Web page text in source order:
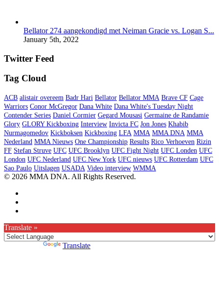
Bellator 274 aangekondigd met Neiman Gracie vs. Logan S...
January 5th, 2022
Twitter Feed
Tag Cloud
ACB alistair overeem Badr Hari Bellator Bellator MMA Brave CF Cage
Warriors Conor McGregor Dana White Dana White's Tuesday Night
Contender Series Daniel Cormier Gegard Mousasi Germaine de Randamie
Glory GLORY Kickboxing Interview Invicta FC Jon Jones Khabib
Nurmagomedov Kickboksen Kickboxing LFA MMA MMA DNA MMA
Nederland MMA Nieuws One Championship Results Rico Verhoeven Rizin
FF Stefan Struve UFC UFC Brooklyn UFC Fight Night UFC Londen UFC
London UFC Nederland UFC New York UFC nieuws UFC Rotterdam UFC
Sao Paulo Uitslagen USADA Video interview WMMA
© 2026 MMA DNA. All Rights Reserved.
Translate »
Translate